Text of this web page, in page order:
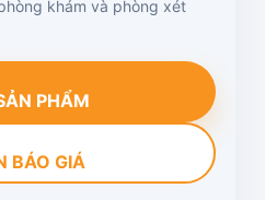
khám và phòng xét
PHẨM
BÁO GIÁ